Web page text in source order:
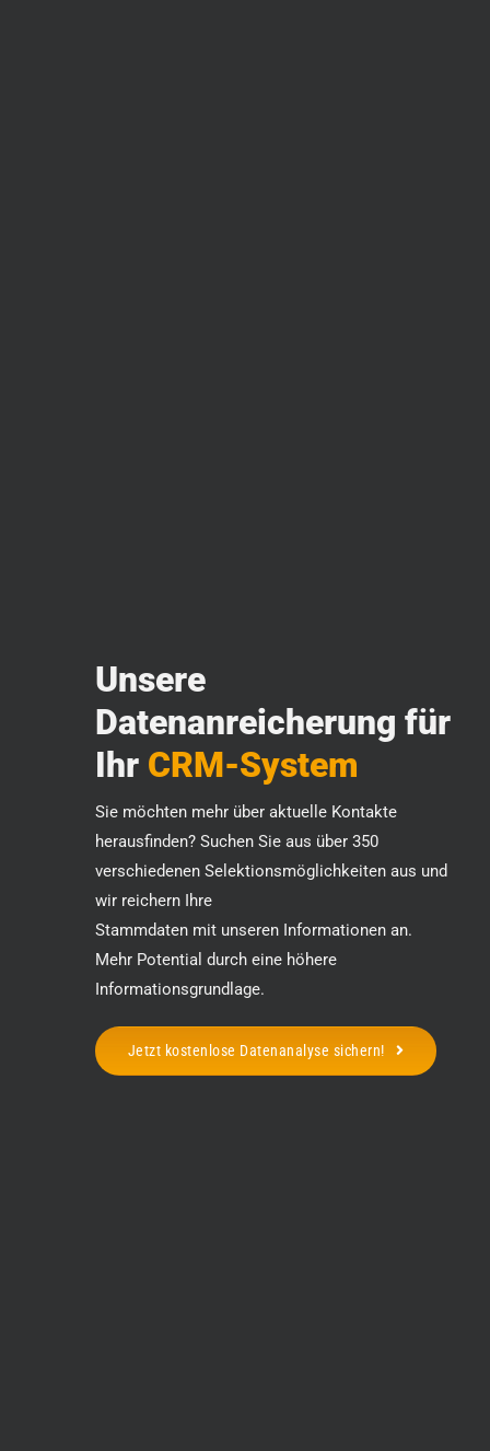
Unsere
Datenanreicherung für
Ihr CRM-System
Sie möchten mehr über aktuelle Kontakte
herausfinden? Suchen Sie aus über 350
verschiedenen Selektionsmöglichkeiten aus und
wir reichern Ihre
Stammdaten mit unseren Informationen an.
Mehr Potential durch eine höhere
Informationsgrundlage.
Jetzt kostenlose Datenanalyse sichern!